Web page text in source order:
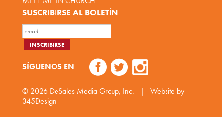
SUSCRIBIRSE AL BOLETÍN
SÍGUENOS EN
© 2026 DeSales Media Group, Inc. |
Website by
345Design